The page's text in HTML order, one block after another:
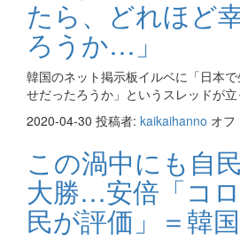
たら、どれほど
ろうか…」
韓国のネット掲示板イルベに「日本
せだったろうか」というスレッドが立
2020-04-30 投稿者: kaikaihanno オフ
この渦中にも自
大勝…安倍「コ
民が評価」＝韓